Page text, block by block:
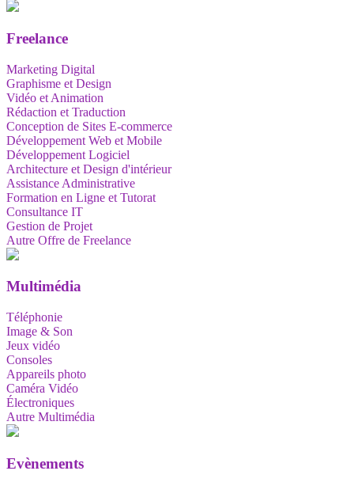
Freelance
Marketing Digital
Graphisme et Design
Vidéo et Animation
Rédaction et Traduction
Conception de Sites E-commerce
Développement Web et Mobile
Développement Logiciel
Architecture et Design d'intérieur
Assistance Administrative
Formation en Ligne et Tutorat
Consultance IT
Gestion de Projet
Autre Offre de Freelance
Multimédia
Téléphonie
Image & Son
Jeux vidéo
Consoles
Appareils photo
Caméra Vidéo
Électroniques
Autre Multimédia
Evènements